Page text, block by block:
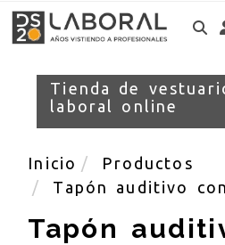
Tienda de
laboral online
Inicio
Productos
Tapón auditivo
Tapón